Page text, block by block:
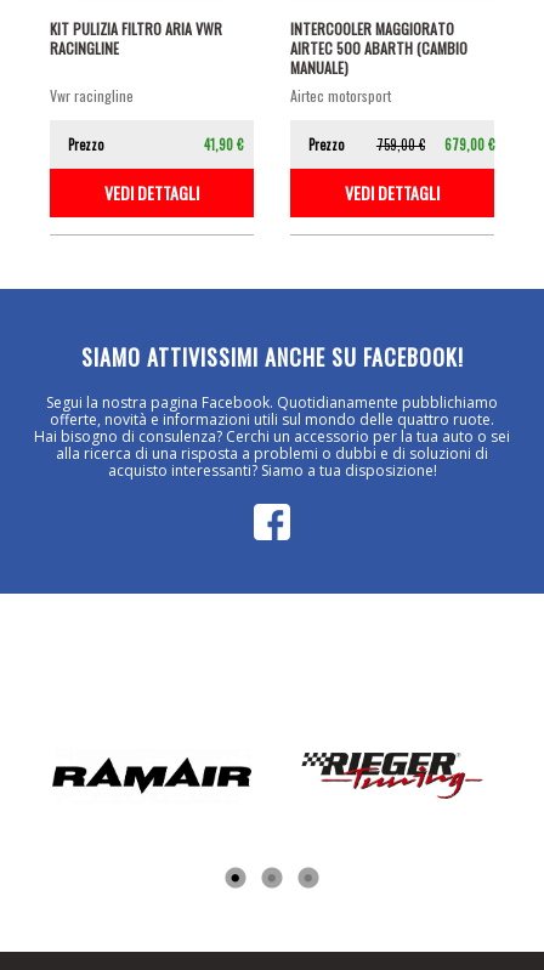
KIT PULIZIA FILTRO ARIA VWR
RACINGLINE
vwr racingline
Prezzo 41,90 €
VEDI DETTAGLI
INTERCOOLER MAGGIORATO
AIRTEC 500 ABARTH (CAMBIO
MANUALE)
airtec motorsport
Prezzo 759,00 € 679,00 €
VEDI DETTAGLI
SIAMO ATTIVISSIMI ANCHE SU FACEBOOK!
Segui la nostra pagina Facebook. Quotidianamente pubblichiamo
offerte, novità e informazioni utili sul mondo delle quattro ruote.
Hai bisogno di consulenza? Cerchi un accessorio per la tua auto o sei
alla ricerca di una risposta a problemi o dubbi e di soluzioni di
acquisto interessanti? Siamo a tua disposizione!